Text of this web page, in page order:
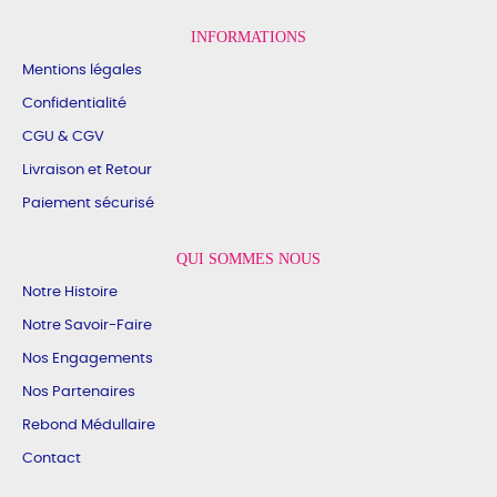
INFORMATIONS
Mentions légales
Confidentialité
CGU & CGV
Livraison et Retour
Paiement sécurisé
QUI SOMMES NOUS
Notre Histoire
Notre Savoir-Faire
Nos Engagements
Nos Partenaires
Rebond Médullaire
Contact